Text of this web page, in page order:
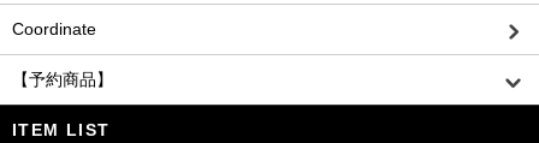
Coordinate
【予約商品】
ITEM LIST